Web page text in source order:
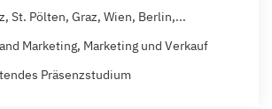
St. Pölten, Graz, Wien, Berlin,...
Marketing, Marketing und Verkauf
Präsenzstudium